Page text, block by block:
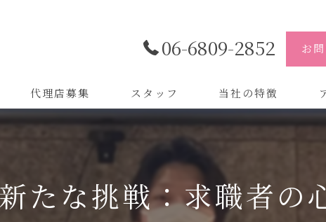
06-6809-2852 お
代理店募集 スタッフ 当社の特徴
制作
バイトル
たな挑戦：求職者の